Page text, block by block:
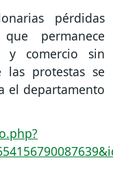
pérdidas
permanece
y comercio sin
protestas se
el departamento